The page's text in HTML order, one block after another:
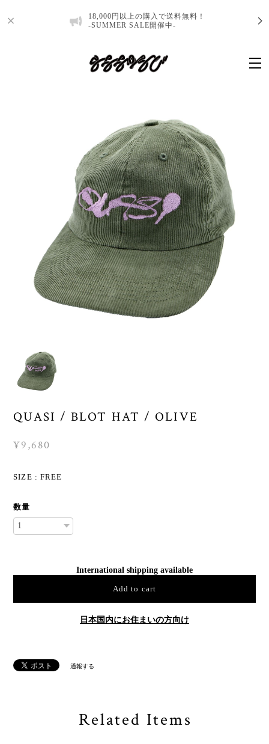
18,000円以上の購入で送料無料！
-SUMMER SALE開催中-
QUASI / BLOT HAT / OLIVE
¥9,680
SIZE : FREE
数量
International shipping available
Add to cart
日本国内にお住まいの方向け
通報する
Related Items